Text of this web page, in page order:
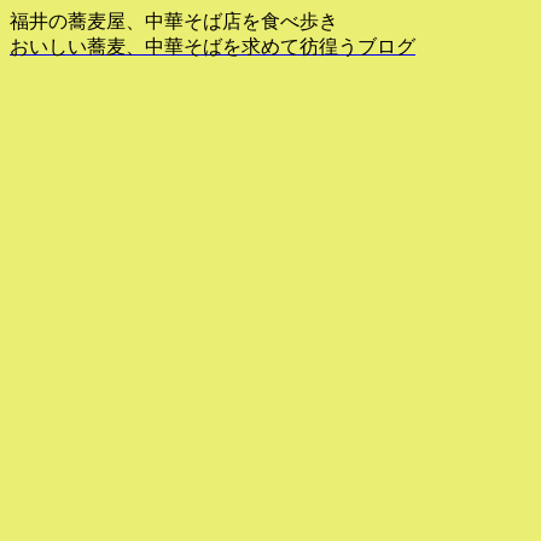
福井の蕎麦屋、中華そば店を食べ歩き
おいしい蕎麦、中華そばを求めて彷徨うブログ